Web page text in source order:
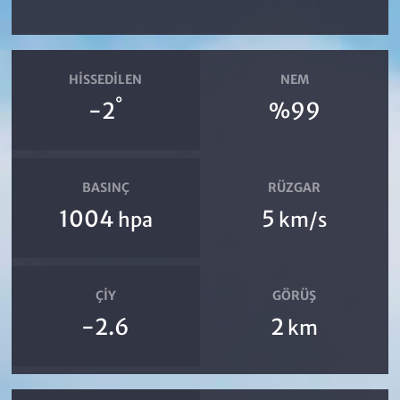
HISSEDILEN
-2°
NEM
%99
BASINÇ
1004 hpa
RÜZGAR
5 km/s
ÇIY
-2.6
GÖRÜŞ
2 km